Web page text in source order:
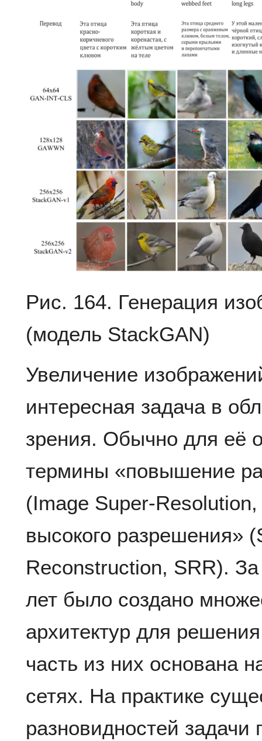
Рис. 164. Генерация
(модель StackGAN)
Увеличение
интересная задача в
зрения. Обычно для её
термины «повышение
(Image Super-
высокого разрешения»
Reconstruction, SRR).
лет было создано
архитектур для
часть из них основана
сетях. На практике
разновидностей